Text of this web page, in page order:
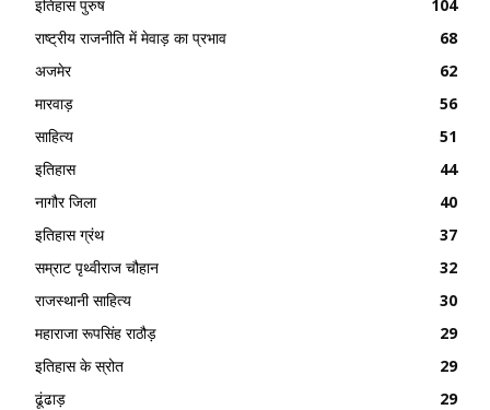
इतिहास पुरुष
104
राष्ट्रीय राजनीति में मेवाड़ का प्रभाव
68
अजमेर
62
मारवाड़
56
साहित्य
51
इतिहास
44
नागौर जिला
40
इतिहास ग्रंथ
37
सम्राट पृथ्वीराज चौहान
32
राजस्थानी साहित्य
30
महाराजा रूपसिंह राठौड़
29
इतिहास के स्रोत
29
ढूंढाड़
29